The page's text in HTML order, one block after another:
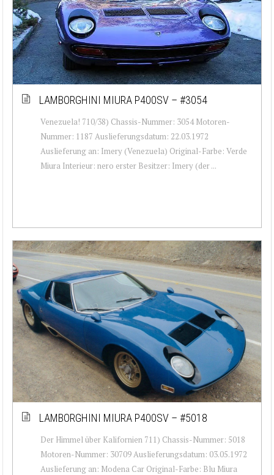
LAMBORGHINI MIURA P400SV – #3054
Venezuela! 710/38) Chassis-Nummer: 3054 Motoren-
Nummer: 1187 Auslieferungsdatum: 22.03.1972
Auslieferung an: Imery (Venezuela) Original-Farbe: Verde
Miura Interieur: nero erster Besitzer: Imery (der ...
LAMBORGHINI MIURA P400SV – #5018
Der Himmel über Kalifornien 711) Chassis-Nummer: 5018
Motoren-Nummer: 30709 Auslieferungsdatum: 03.05.1972
Auslieferung an: Modena Car Original-Farbe: Blu Miura